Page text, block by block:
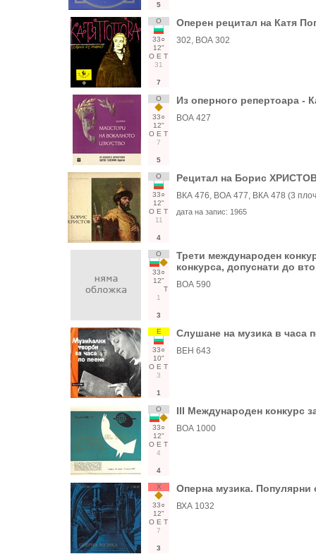
5
О
33○
12"
О Е Т
31
7
Оперен рецитал на Катя
302, ВОА 302
О
33○
12"
О Е Т
7
5
Из оперного репертоара -
ВОА 427
О
33○
12"
О Е Т
11
4
Рецитал на Борис
ВКА 476, ВОА 477, ВКА 478 (3
дата на запис: 1965
О
33○
12"
Т
1
3
Трети международен
конкурса, допуснати до
ВОА 590
Е
33○
10"
О Е Т
3
1
Слушане на музика в часа
ВЕН 643
О
33○
12"
О Е Т
4
4
III Международен конкурс
ВОА 1000
Х
33○
12"
О Е Т
7
3
Оперна музика. Популярни
ВХА 1032